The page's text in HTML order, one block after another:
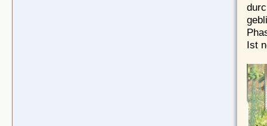
Ist